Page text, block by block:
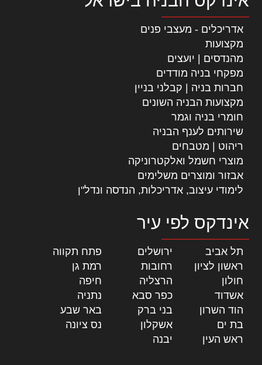
אדריכלים - מעצבי פנים
מקצועות
מהנדסים | יועצים
מפקחי בניה מודדים
חברות בניה | קבלני בניין
מקצועות הבניה השונים
חומרי בניה וגמר
שירותים לענף הבניה
ריהוט | מטבחים
מוצרי חשמל ואלקטרוניקה
אבזור ומוצרים משלימים
לימודי עיצוב, אדריכלות, הנדסה ונדל"ן
אינדקס לפי עיר
תל אביב ירושלים פתח תקווה
ראשון לציון
רחובות רמת גן
חולון
הרצליה חיפה
אשדוד
כפר סבא נתניה
הוד השרון
בני ברק באר שבע
בת ים
אשקלון נס ציונה
ראש העין
יבנה